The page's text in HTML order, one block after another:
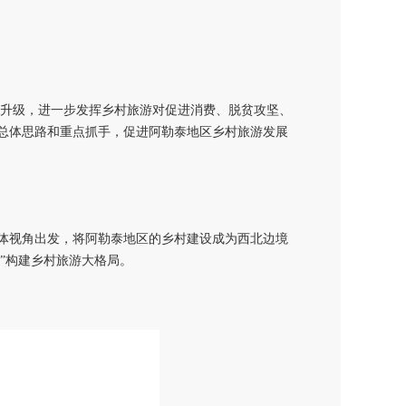
级，进一步发挥乡村旅游对促进消费、脱贫攻坚、
思路和重点抓手，促进阿勒泰地区乡村旅游发展
视角出发，将阿勒泰地区的乡村建设成为西北边境
建乡村旅游大格局。